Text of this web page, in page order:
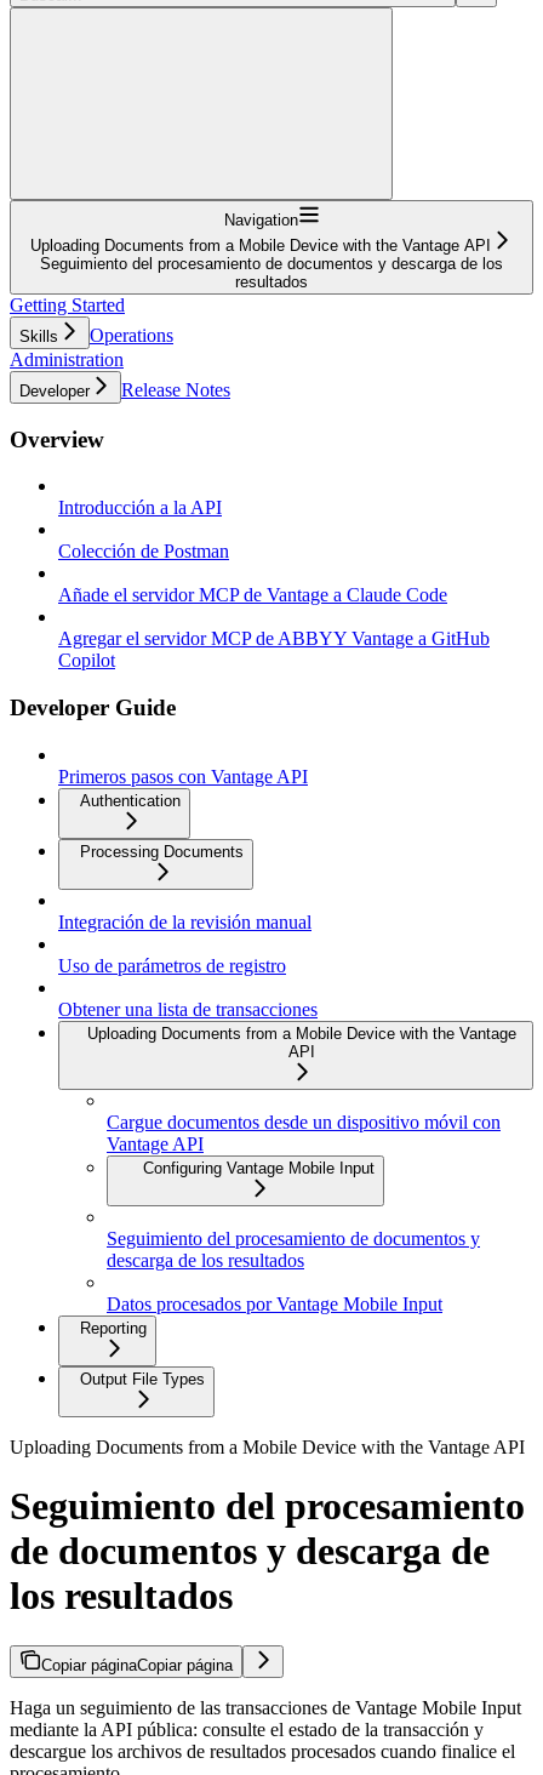
Navigation
Uploading Documents from a Mobile Device with the Vantage API
Seguimiento del procesamiento de documentos y descarga de los
resultados
Getting Started
Skills
Operations
Administration
Developer Release Notes
Overview
Introducción a la API
Colección de Postman
Añade el servidor MCP de Vantage a Claude Code
Agregar el servidor MCP de ABBYY Vantage a GitHub
Copilot
Developer Guide
Primeros pasos con Vantage API
Authentication
Processing Documents
Integración de la revisión manual
Uso de parámetros de registro
Obtener una lista de transacciones
Uploading Documents from a Mobile Device with the Vantage
API
Cargue documentos desde un dispositivo móvil con
Vantage API
Configuring Vantage Mobile Input
Seguimiento del procesamiento de documentos y
descarga de los resultados
Datos procesados por Vantage Mobile Input
Reporting
Output File Types
Uploading Documents from a Mobile Device with the Vantage API
Seguimiento del procesamiento
de documentos y descarga de
los resultados
Copiar páginaCopiar página
Haga un seguimiento de las transacciones de Vantage Mobile Input
mediante la API pública: consulte el estado de la transacción y
descargue los archivos de resultados procesados cuando finalice el